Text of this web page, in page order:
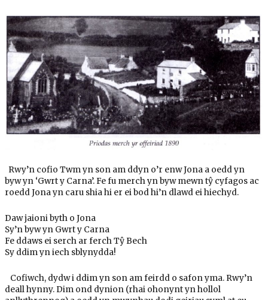
Rwy’n cofio Twm yn son am ddyn o’r enw Jona a oedd yn
byw yn ‘Gwrt y Carna’. Fe fu merch yn byw mewn tŷ cyfagos ac
roedd Jona yn caru shia hi er ei bod hi’n dlawd ei hiechyd.
Daw jaioni byth o Jona
Sy’n byw yn Gwrt y Carna
Fe ddaws ei serch ar ferch Tŷ Bech
Sy ddim yn iech sblynydda!
Cofiwch, dydw i ddim yn son am feirdd o safon yma. Rwy’n
deall hynny. Dim ond dynion (rhai ohonynt yn hollol